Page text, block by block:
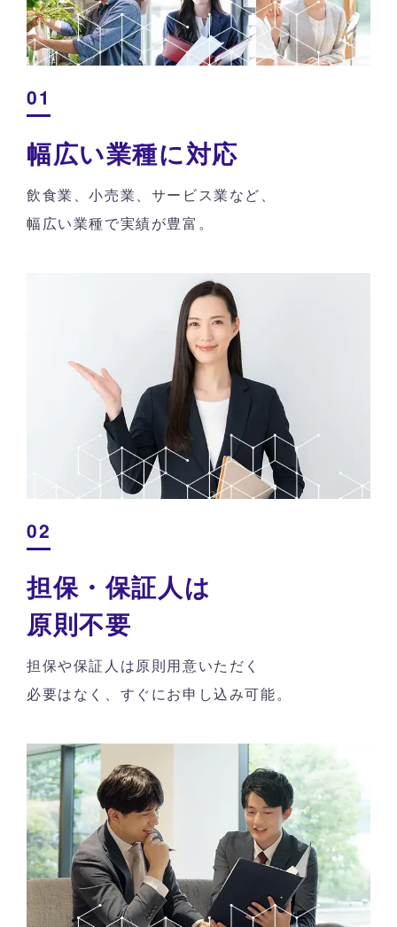
01
幅広い業種に対応
飲食業、小売業、サービス業など、
幅広い業種で実績が豊富。
02
担保・保証人は
原則不要
担保や保証人は原則用意いただく
必要はなく、すぐにお申し込み可能。